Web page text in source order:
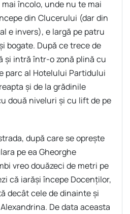
încolo, unde nu te mai
din Clucerului (dar din
e invers), e largă pe patru
bogate. După ce trece de
și intră într-o zonă plină cu
parc al Hotelului Partidului
și de la grădinile
două niveluri și cu lift de pe
după care se oprește
pe ea Gheorghe
vreo douăzeci de metri pe
că iarăși începe Docenților,
decât cele de dinainte și
De data aceasta